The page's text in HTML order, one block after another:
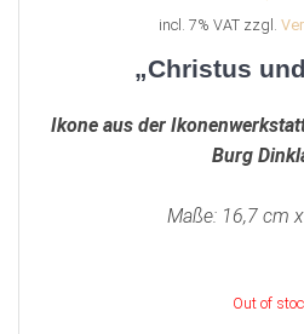
incl. 7% VAT zzgl.
„Christus
Ikone aus der
Burg
Maße: 16,7 cm
Out of